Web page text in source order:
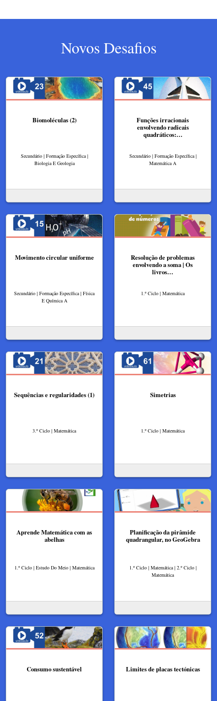
Novos Desafios
Biomoléculas (2)
Secundário | Formação Específica |
Biologia E Geologia
Funções irracionais
envolvendo radicais
quadráticos:…
Secundário | Formação Específica |
Matemática A
Movimento circular uniforme
Secundário | Formação Específica | Física
E Química A
Resolução de problemas
envolvendo a soma | Os
livros…
1.º Ciclo | Matemática
Sequências e regularidades (1)
3.º Ciclo | Matemática
Simetrias
1.º Ciclo | Matemática
Aprende Matemática com as
abelhas
1.º Ciclo | Estudo Do Meio | Matemática
Planificação da pirâmide
quadrangular, no GeoGebra
1.º Ciclo | Matemática | 2.º Ciclo |
Matemática
Consumo sustentável Limites de placas tectónicas